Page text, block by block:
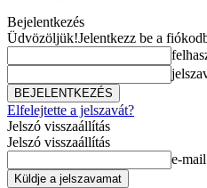
Bejelentkezés
Üdvözöljük!Jelentkezz be a
Elfelejtette a jelszavát?
Jelszó visszaállítás
Jelszó visszaállítás
e-